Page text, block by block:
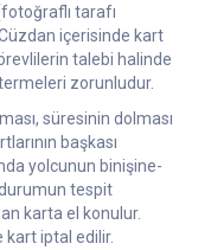
tarafı
içerisinde kart
talebi halinde
zorunludur.
süresinin dolması
başkası
yolcunun binişine-
tespit
karta el konulur.
kart iptal edilir.